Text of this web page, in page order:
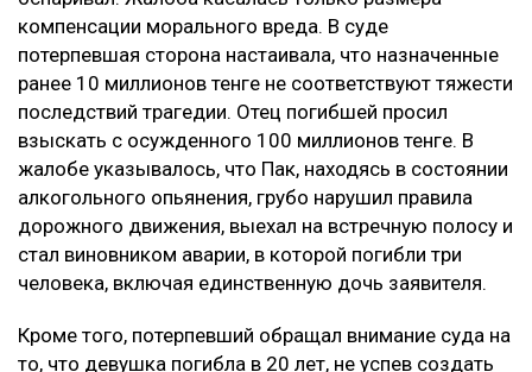
Воздух может ухудшиться в нескольких городах
Казахстана 8 августа
Глубину страданий отца не оценили
Апелляцию подал потерпевший Шотенов Р.К. — отец
20-летней Томирис Кыдырбек, погибшей в аварии.
При этом сам приговор Александру Паку он не
оспаривал. Жалоба касалась только размера
компенсации морального вреда. В суде
потерпевшая сторона настаивала, что назначенные
ранее 10 миллионов тенге не соответствуют тяжести